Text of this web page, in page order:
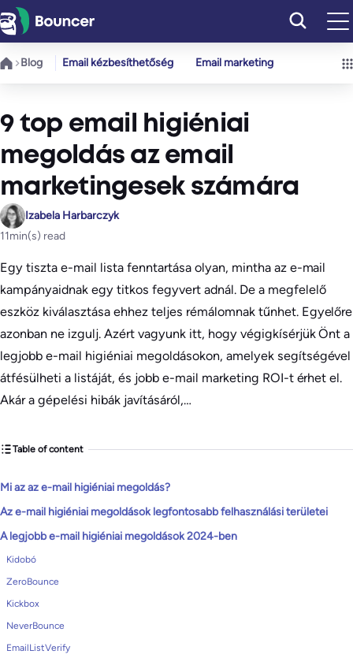
Ugrás
a
tartalomhoz
Blog Email kézbesíthetőség Email marketing
9 top email higiéniai
megoldás az email
marketingesek számára
Izabela Harbarczyk
11min(s) read
Egy tiszta e-mail lista fenntartása olyan, mintha az e-mail
kampányaidnak egy titkos fegyvert adnál. De a megfelelő
eszköz kiválasztása ehhez teljes rémálomnak tűnhet. Egyelőre
azonban ne izgulj. Azért vagyunk itt, hogy végigkísérjük Önt a
legjobb e-mail higiéniai megoldásokon, amelyek segítségével
átfésülheti a listáját, és jobb e-mail marketing ROI-t érhet el.
Akár a gépelési hibák javításáról,…
Table of content
Mi az az e-mail higiéniai megoldás?
Az e-mail higiéniai megoldások legfontosabb felhasználási területei
A legjobb e-mail higiéniai megoldások 2024-ben
Kidobó
ZeroBounce
Kickbox
NeverBounce
EmailListVerify